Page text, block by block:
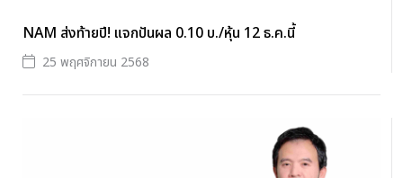
NAM ส่งท้ายปี! แจกปันผล 0.10 บ./หุ้น 12 ธ.ค.นี้
25 พฤศจิกายน 2568